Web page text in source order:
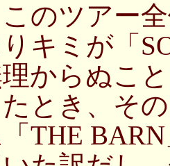
のツアー
キミが「
からぬこ
とき、そ
THE